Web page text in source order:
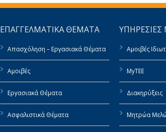
ΕΠΑΓΓΕΛΜΑΤΙΚΑ ΘΕΜΑΤΑ
Απασχόληση – Εργασιακά Θέματα
Αμοιβές
Εργασιακά Θέματα
Ασφαλιστικά Θέματα
Αμοιβές
MyTEE
Διακηρύξεις
Μητρώα